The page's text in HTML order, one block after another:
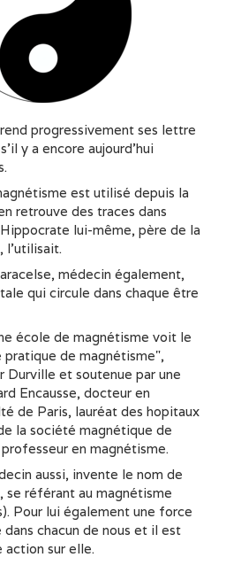
progressivement ses lettre
y a encore aujourd'hui
est utilisé depuis la
retrouve des traces dans
lui-même, père de la
l'utilisait.
médecin également,
qui circule dans chaque être
école de magnétisme voit le
pratique de magnétisme",
Durville et soutenue par une
Encausse, docteur en
de Paris, lauréat des hopitaux
la société magnétique de
en magnétisme.
aussi, invente le nom de
se référant au magnétisme
Pour lui également une force
chacun de nous et il est
action sur elle.